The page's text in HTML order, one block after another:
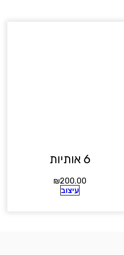
6 אותיות
₪200.00
עיצוב